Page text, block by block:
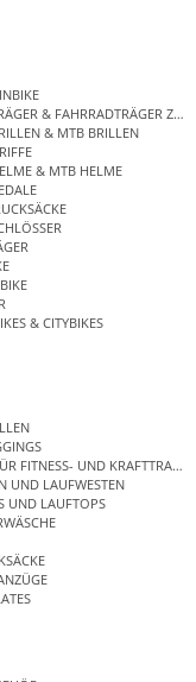
& FAHRRADTRÄGER
& MTB BRILLEN
& MTB HELME
& CITYBIKES
FITNESS- UND
UND LAUFWESTEN
UND LAUFTOPS